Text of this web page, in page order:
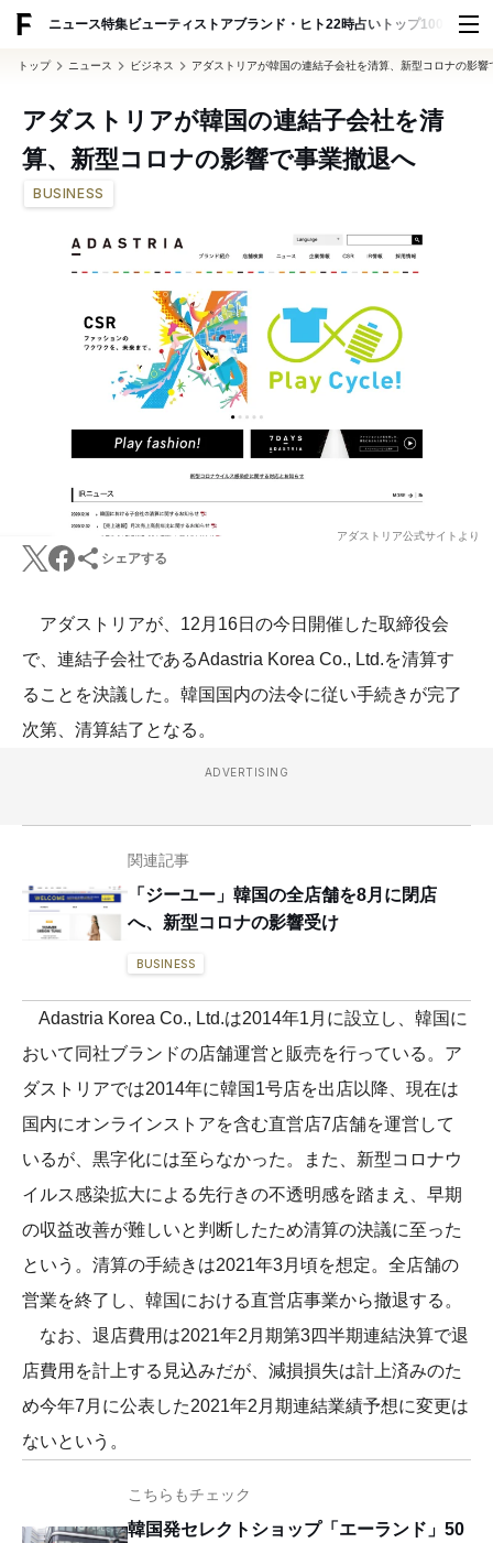
ニュース特集ビューティ ストアブランド・ヒト22時占い トップ100 スナッ
トップ ニュース ビジネス アダストリアが韓国の連結子会社を清算、新型コロナの影響
アダストリアが韓国の連結子会社を清
算、新型コロナの影響で事業撤退へ
BUSINESS
アダストリア公式サイトより
シェアする
アダストリアが、12月16日の今日開催した取締役会
で、連結子会社であるAdastria Korea Co., Ltd.を清算す
ることを決議した。韓国国内の法令に従い手続きが完了
次第、清算結了となる。
ADVERTISING
関連記事
「ジーユー」韓国の全店舗を8月に閉店
へ、新型コロナの影響受け
BUSINESS
Adastria Korea Co., Ltd.は2014年1月に設立し、韓国に
おいて同社ブランドの店舗運営と販売を行っている。ア
ダストリアでは2014年に韓国1号店を出店以降、現在は
国内にオンラインストアを含む直営店7店舗を運営して
いるが、黒字化には至らなかった。また、新型コロナウ
イルス感染拡大による先行きの不透明感を踏まえ、早期
の収益改善が難しいと判断したため清算の決議に至った
という。清算の手続きは2021年3月頃を想定。全店舗の
営業を終了し、韓国における直営店事業から撤退する。
なお、退店費用は2021年2月期第3四半期連結決算で退
店費用を計上する見込みだが、減損損失は計上済みのた
め今年7月に公表した2021年2月期連結業績予想に変更は
ないという。
こちらもチェック
韓国発セレクトショップ「エーランド」50